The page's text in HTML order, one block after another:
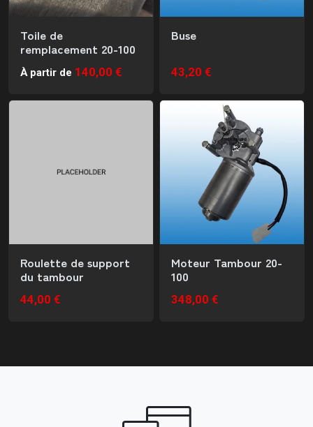
Toile de
remplacement 20-100
À partir de 140,00 €
Buse
43,20 €
Roulette de support
du tambour
44,00 €
Moteur Tambour 20-
100
348,00 €